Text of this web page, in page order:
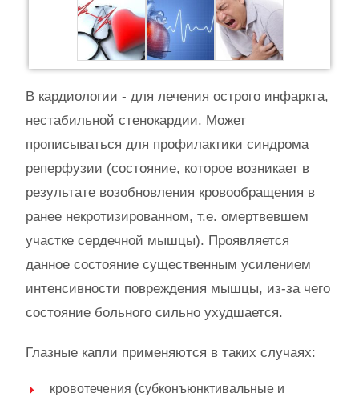
В кардиологии - для лечения острого инфаркта,
нестабильной стенокардии. Может
прописываться для профилактики синдрома
реперфузии (состояние, которое возникает в
результате возобновления кровообращения в
ранее некротизированном, т.е. омертвевшем
участке сердечной мышцы). Проявляется
данное состояние существенным усилением
интенсивности повреждения мышцы, из-за чего
состояние больного сильно ухудшается.
Глазные капли применяются в таких случаях:
кровотечения (субконъюнктивальные и